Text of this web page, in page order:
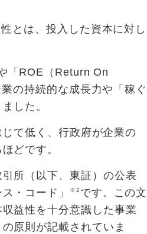
とは、投入した資本に対し
「ROE（Return On
の持続的な成長力や「稼ぐ
した。
て低く、行政府が企業の
どです。
所（以下、東証）の公表
・コード」
※2 です。この文
益性を十分意識した事業
原則が記載されていま